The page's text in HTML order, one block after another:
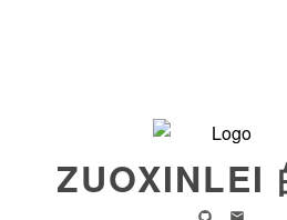
ZUOXINLEI